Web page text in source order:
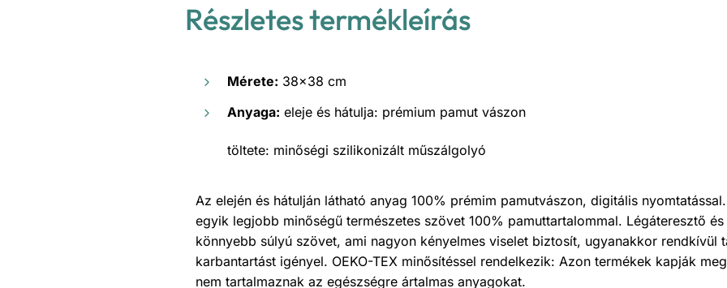
Részletes termékleírás
Mérete: 38×38 cm
Anyaga: eleje és hátulja: prémium pamut vászon
töltete: minőségi szilikonizált műszálgolyó
Az elején és hátulján látható anyag 100% prémim pamutvászon, digitális
egyik legjobb minőségű természetes szövet 100% pamuttartalommal. Légáteresztő
könnyebb súlyú szövet, ami nagyon kényelmes viselet biztosít, ugyanakkor rendkívül
karbantartást igényel. OEKO-TEX minősítéssel rendelkezik: Azon termékek kapják
nem tartalmaznak az egészségre ártalmas anyagokat.